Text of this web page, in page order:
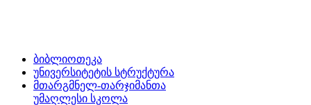
ბიბლიოთეკა
უნივერსიტეტის სტრუქტურა
მთარგმნელ-თარჯიმანთა
უმაღლესი სკოლა